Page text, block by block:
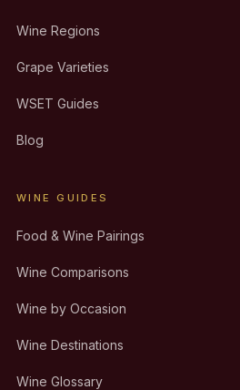
Wine Regions
Grape Varieties
WSET Guides
Blog
WINE GUIDES
Food & Wine Pairings
Wine Comparisons
Wine by Occasion
Wine Destinations
Wine Glossary